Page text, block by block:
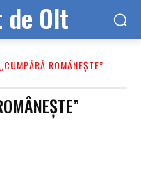
de Olt
ROMÂNEȘTE”